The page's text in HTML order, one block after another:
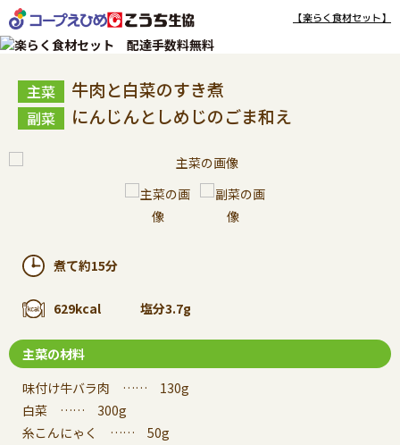
【楽らく食材セット】
牛肉と白菜のすき煮
にんじんとしめじのごま和え
煮て約15分
629kcal 塩分3.7g
主菜の材料
味付け牛バラ肉 …… 130g
白菜 …… 300g
糸こんにゃく …… 50g